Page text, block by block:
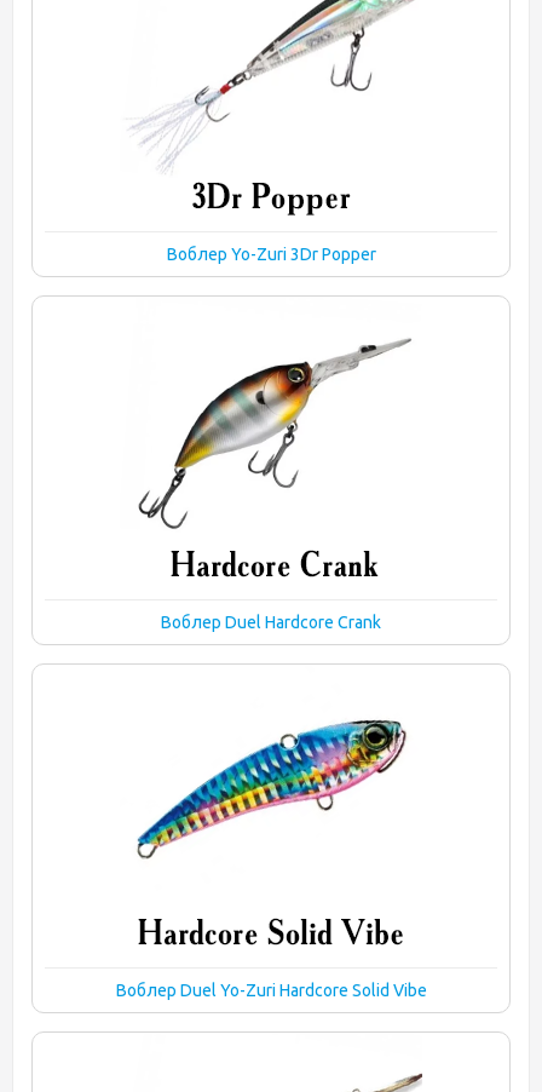
Воблер Yo-Zuri 3Dr Popper
Воблер Duel Hardcore Crank
Воблер Duel Yo-Zuri Hardcore Solid Vibe